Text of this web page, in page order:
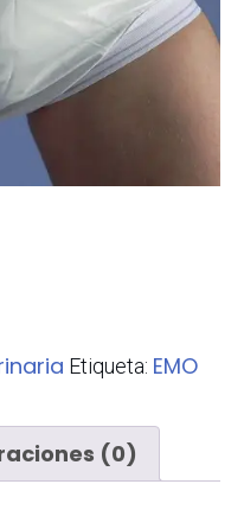
Etiqueta: EMO
(0)